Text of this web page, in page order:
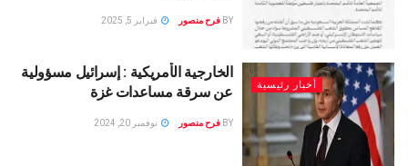
BY فرح منصور فبراير 5, 2025
أخبار رئيسية
الخارجية الأمريكية : إسرائيل مسؤولية
عن سرقة مساعدات غزة
BY فرح منصور نوفمبر 20, 2024